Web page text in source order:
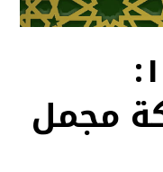
١١١ – مفهوم ١:
مجمل